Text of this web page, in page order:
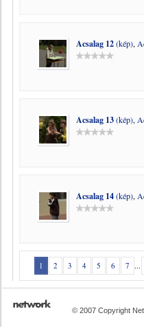
Acsalag 12(kép),
Acsalag 13(kép),
Acsalag 14(kép),
1 2 3 4 5 6 7 ...
© 2007 Copyright